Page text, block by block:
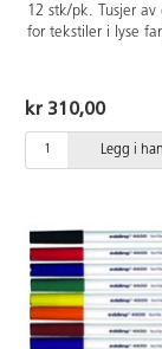
12 stk/pk. Tusjer
for tekstiler i lyse
Oppbevares
funksjon og lengre
tørke godt på
fikseres med
levetid 18 mnd.
fargene gul, rød,
cyan, ultramarin,
neonfargene gul,
grønn.
kr 310,00
Legg i